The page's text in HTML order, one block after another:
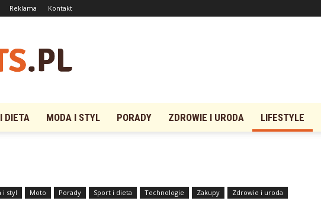
Reklama Kontakt
DIETA MODA I STYL PORADY ZDROWIE I URODA LIFESTYLE
i styl Moto Porady Sport i dieta Technologie Zakupy Zdrowie i uroda